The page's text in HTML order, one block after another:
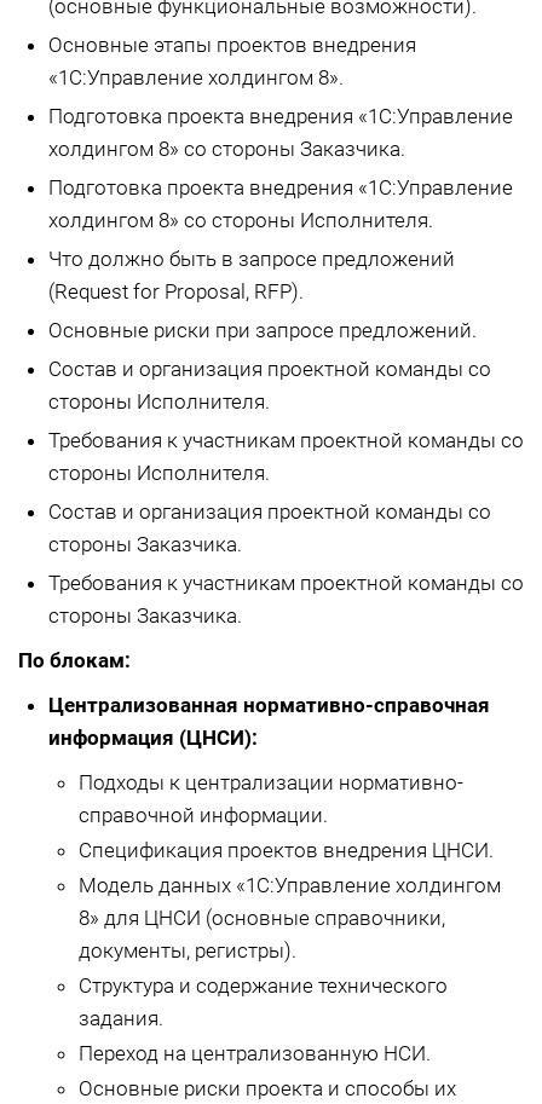
(основные функциональные возможности).
Основные этапы проектов внедрения
«1С:Управление холдингом 8».
Подготовка проекта внедрения «1С:Управление
холдингом 8» со стороны Заказчика.
Подготовка проекта внедрения «1С:Управление
холдингом 8» со стороны Исполнителя.
Что должно быть в запросе предложений
(Request for Proposal, RFP).
Основные риски при запросе предложений.
Состав и организация проектной команды со
стороны Исполнителя.
Требования к участникам проектной команды со
стороны Исполнителя.
Состав и организация проектной команды со
стороны Заказчика.
Требования к участникам проектной команды со
стороны Заказчика.
По блокам:
Централизованная нормативно-справочная
информация (ЦНСИ):
Подходы к централизации нормативно-
справочной информации.
Спецификация проектов внедрения ЦНСИ.
Модель данных «1С:Управление холдингом
8» для ЦНСИ (основные справочники,
документы, регистры).
Структура и содержание технического
задания.
Переход на централизованную НСИ.
Основные риски проекта и способы их